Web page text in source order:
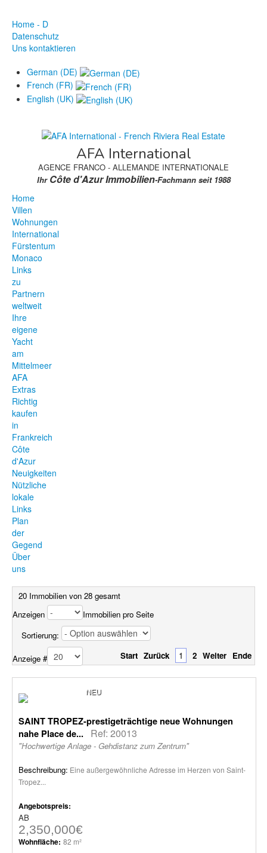
Home - D
Datenschutz
Uns kontaktieren
German (DE)
French (FR)
English (UK)
AFA International
AGENCE FRANCO - ALLEMANDE INTERNATIONALE
Ihr Côte d'Azur Immobilien-Fachmann seit 1988
Home
Villen
Wohnungen
International
Fürstentum
Monaco
Links
zu
Partnern
weltweit
Ihre
eigene
Yacht
am
Mittelmeer
AFA
Extras
Richtig
kaufen
in
Frankreich
Côte
d'Azur
Neuigkeiten
Nützliche
lokale
Links
Plan
der
Gegend
Über
uns
20 Immobilien von 28 gesamt
Anzeigen
Immobilien pro Seite
Sortierung:
Anzeige # Start Zurück 1 2 Weiter Ende
NEU
SAINT TROPEZ-prestigeträchtige neue Wohnungen
nahe Place de...
Ref: 20013
"Hochwertige Anlage - Gehdistanz zum Zentrum"
Beschreibung: Eine außergewöhnliche Adresse im Herzen von Saint-
Tropez...
Angebotspreis:
AB
2,350,000€
Wohnfläche: 82 m²